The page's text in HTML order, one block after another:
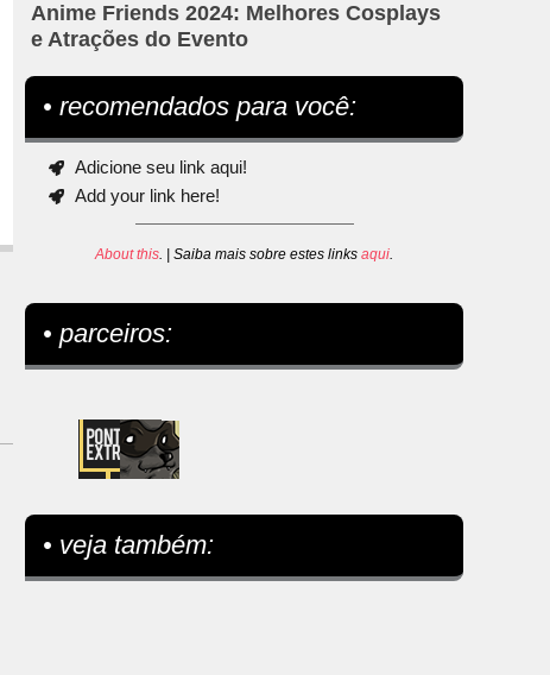
Anime Friends 2024: Melhores Cosplays
e Atrações do Evento
• recomendados para você:
Adicione seu link aqui!
Add your link here!
About this. | Saiba mais sobre estes linksaqui.
• parceiros:
• veja também: